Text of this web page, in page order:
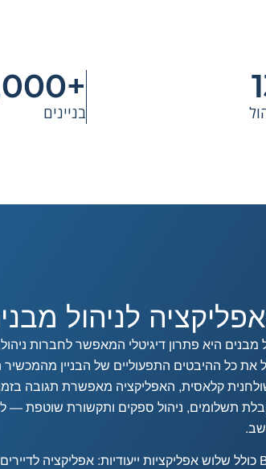
+7,000
בניינים
לניהול
מבנים היא פתרון דיגיטלי המאפשר לחברות
את כל ההיבטים התפעוליים של הבניין מהמכשיר
שולחנית קלאסית, האפליקציה מאפשרת תגובה
תשלומים, ניהול ספקים ותקשורת שוטפת —
פתרון Build App כולל שלוש אפליקציות ייעודיות: אפליקציה לדיירים